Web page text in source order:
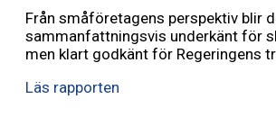
Från småföretagens perspektiv blir
sammanfattningsvis underkänt för
men klart godkänt för Regeringens
Läs rapporten